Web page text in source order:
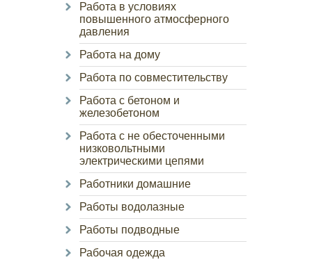
Работа в условиях
повышенного атмосферного
давления
Работа на дому
Работа по совместительству
Работа с бетоном и
железобетоном
Работа с не обесточенными
низковольтными
электрическими цепями
Работники домашние
Работы водолазные
Работы подводные
Рабочая одежда